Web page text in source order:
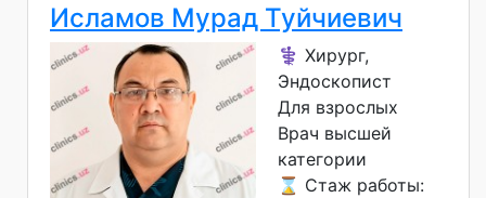
Исламов Мурад Туйчиевич
⚕️ Хирург,
Эндоскопист
Для взрослых
Врач высшей
категории
⌛ Стаж работы: